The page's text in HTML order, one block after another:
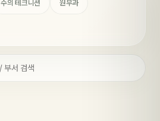
수의 테크니션 원무과